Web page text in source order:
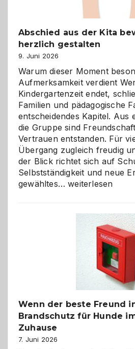
Abschied aus der Kita
herzlich gestalten
9. Juni 2026
Warum dieser Moment
Aufmerksamkeit verdient
Kindergartenzeit endet,
Familien und pädagogische
entscheidendes Kapitel. Aus
die Gruppe sind
Vertrauen entstanden. Für
Übergang zugleich freudig
der Blick richtet sich auf
Selbstständigkeit und neue
gewähltes…Abschied
bewusst
herzlich
gestalten
weiterlesen
Wenn der beste Freund
Brandschutz für Hunde
Zuhause
7. Juni 2026